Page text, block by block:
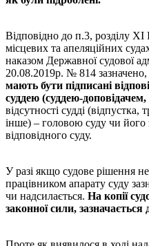
Відповідно до п.3, розділу XІ
місцевих та апеляційних
наказом Державної судової
20.08.2019р. № 814
мають бути підписані
суддею (суддею-
відсутності судді
інше) – головою суду чи
відповідного суду.
У разі якщо судове рішення
працівником апарату суду
чи надсилається. На копії
законної сили,